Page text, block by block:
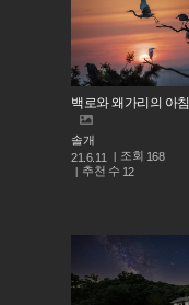
백로와 왜가리의 아침
솔개
21.6.11
조회 168
추천 수 12